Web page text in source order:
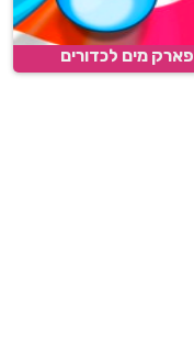
פארק מים לכדורים